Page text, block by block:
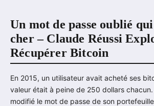
Un mot de passe oublié
cher – Claude Réussi
Récupérer Bitcoin
En 2015, un utilisateur avait acheté ses
valeur était à peine de 250 dollars
modifié le mot de passe de son